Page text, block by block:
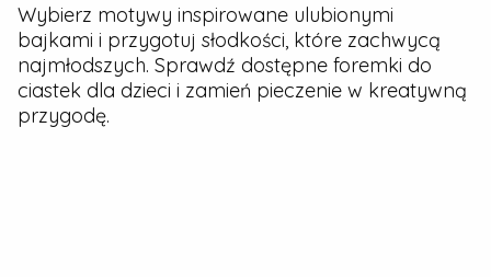
Wybierz motywy inspirowane ulubionymi
bajkami i przygotuj słodkości, które zachwycą
najmłodszych. Sprawdź dostępne foremki do
ciastek dla dzieci i zamień pieczenie w kreatywną
przygodę.